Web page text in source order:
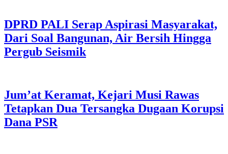
DPRD PALI Serap Aspirasi Masyarakat,
Dari Soal Bangunan, Air Bersih Hingga
Pergub Seismik
Jum’at Keramat, Kejari Musi Rawas
Tetapkan Dua Tersangka Dugaan Korupsi
Dana PSR